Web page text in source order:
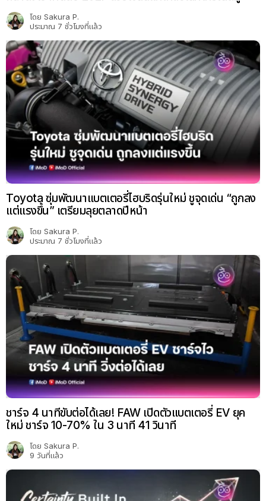
โดย Sakura P.
ประมาณ 7 ชั่วโมงที่แล้ว
Toyota ซุ่มพัฒนาแบตเตอรี่ไฮบริดรุ่นใหม่ ชูจุดเด่น “ถูกลง
แต่แรงขึ้น” เตรียมลุยตลาดปีหน้า
โดย Sakura P.
ประมาณ 7 ชั่วโมงที่แล้ว
ชาร์จ 4 นาทีขับต่อได้เลย! FAW เปิดตัวแบตเตอรี่ EV ยุค
ใหม่ ชาร์จ 10-70% ใน 3 นาที 41 วินาที
โดย Sakura P.
9 วันที่แล้ว